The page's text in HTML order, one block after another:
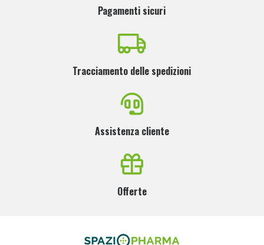
Pagamenti sicuri
Tracciamento delle spedizioni
Assistenza cliente
Offerte